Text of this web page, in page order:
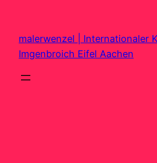
springen
malerwenzel | Internationaler
Imgenbroich Eifel Aachen